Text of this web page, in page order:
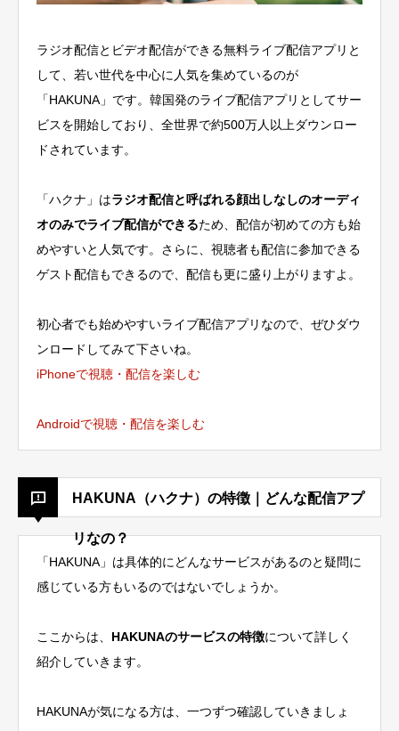
ラジオ配信とビデオ配信ができる無料ライブ配信アプリと
して、若い世代を中心に人気を集めているのが
「HAKUNA」です。 韓国発のライブ配信アプリとしてサー
ビスを開始しており、全世界で約500万人以上ダウンロー
ドされています。
「ハクナ」はラジオ配信と呼ばれる顔出しなしのオーディ
オのみでライブ配信ができるため、配信が初めての方も始
めやすいと人気です。さらに、視聴者も配信に参加できる
ゲスト配信もできるので、配信も更に盛り上がりますよ。
初心者でも始めやすいライブ配信アプリなので、ぜひダウ
ンロードしてみて下さいね。
iPhoneで視聴・配信を楽しむ
Androidで視聴・配信を楽しむ
HAKUNA（ハクナ）の特徴｜どんな配信アプ
リなの？
「HAKUNA」は具体的にどんなサービスがあるのと疑問に
感じている方もいるのではないでしょうか。
ここからは、 HAKUNAのサービスの特徴について詳しく
紹介していきます。
HAKUNAが気になる方は、一つずつ確認していきましょ